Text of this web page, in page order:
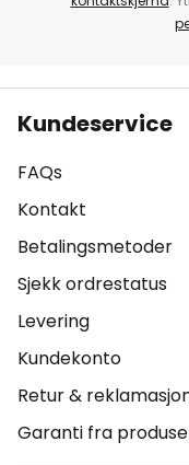
Kundeservice
FAQs
Kontakt
Betalingsmetoder
Sjekk ordrestatus
Levering
Kundekonto
Retur &
Garanti fra